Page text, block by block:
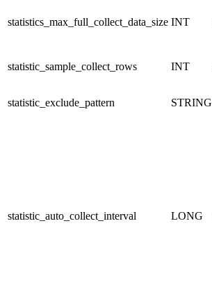
statistics_max_full_collect_data_size INT
statistic_sample_collect_rows INT
statistic_exclude_pattern STRING
statistic_auto_collect_interval LONG